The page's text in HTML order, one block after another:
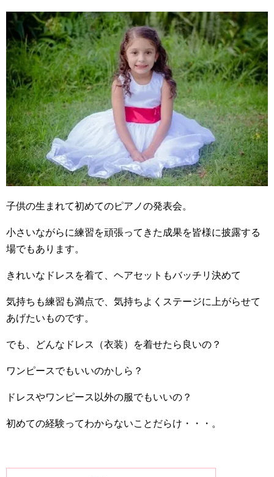
子供の生まれて初めてのピアノの発表会。
小さいながらに練習を頑張ってきた成果を皆様に披露する
場でもあります。
きれいなドレスを着て、ヘアセットもバッチリ決めて
気持ちも練習も満点で、気持ちよくステージに上がらせて
あげたいものです。
でも、どんなドレス（衣装）を着せたら良いの？
ワンピースでもいいのかしら？
ドレスやワンピース以外の服でもいいの？
初めての経験ってわからないことだらけ・・・。